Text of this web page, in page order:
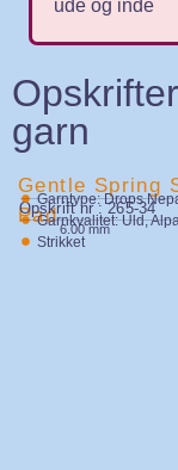
ude og inde
garn
Gentle Spring
Pad
Opskrift nr : 265-34
Garntype: Drops
Garnkvalitet: Uld,
Strikket
6.00 mm